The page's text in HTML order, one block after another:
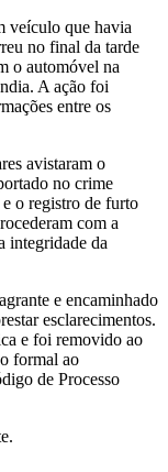
veículo que havia
no final da tarde
o automóvel na
A ação foi
entre os
avistaram o
no crime
o registro de furto
com a
integridade da
e encaminhado
esclarecimentos.
e foi removido ao
formal ao
de Processo